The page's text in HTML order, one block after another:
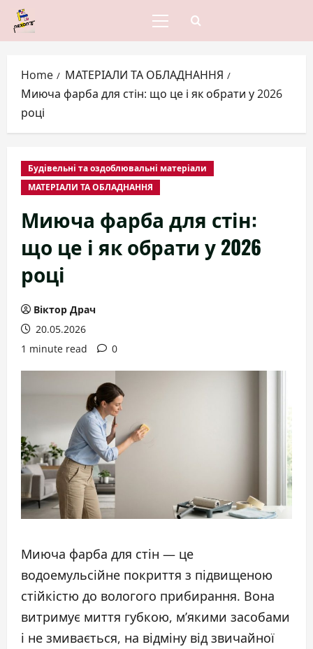
Skip
content
Primary
Menu
Home
МАТЕРІАЛИ ТА ОБЛАДНАННЯ
Миюча фарба для стін: що це і як обрати у 2026
році
Будівельні та оздоблювальні матеріали
МАТЕРІАЛИ ТА ОБЛАДНАННЯ
Миюча фарба для стін:
що це і як обрати у 2026
році
Віктор Драч
20.05.2026
1 minute read
0
Миюча фарба для стін — це
водоемульсійне покриття з підвищеною
стійкістю до вологого прибирання. Вона
витримує миття губкою, м’якими засобами
і не змивається, на відміну від звичайної